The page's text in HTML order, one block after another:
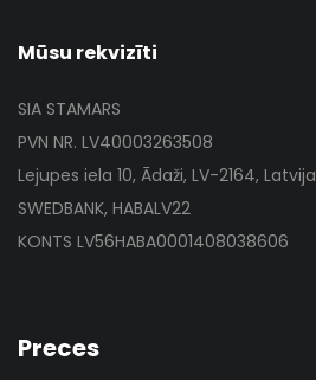
Mūsu rekvizīti
SIA STAMARS
PVN NR. LV40003263508
Lejupes iela 10, Ādaži, LV-2164, Latvija
SWEDBANK, HABALV22
KONTS LV56HABA0001408038606
Preces